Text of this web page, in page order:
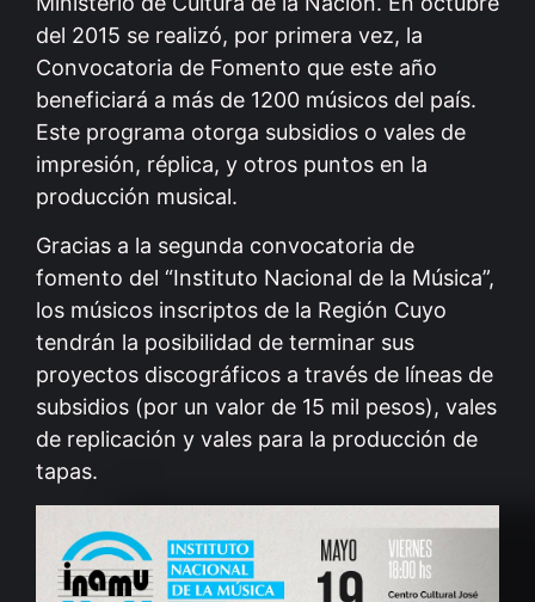
del 2015 se realizó, por primera vez, la
Convocatoria de Fomento que este año
beneficiará a más de 1200 músicos del país.
Este programa otorga subsidios o vales de
impresión, réplica, y otros puntos en la
producción musical.
Gracias a la segunda convocatoria de
fomento del “Instituto Nacional de la Música”,
los músicos inscriptos de la Región Cuyo
tendrán la posibilidad de terminar sus
proyectos discográficos a través de líneas de
subsidios (por un valor de 15 mil pesos), vales
de replicación y vales para la producción de
tapas.